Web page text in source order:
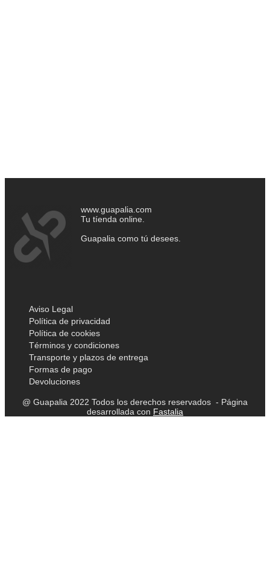
www.guapalia.com
Tu tíenda online.
Guapalia como tú desees.
Aviso Legal
Política de privacidad
Política de cookies
Términos y condiciones
Transporte y plazos de entrega
Formas de pago
Devoluciones
@ Guapalia 2022 Todos los derechos reservados - Página
desarrollada con Fastalia